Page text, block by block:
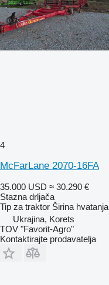
4
McFarLane 2070-16FA
35.000 USD ≈ 30.290 €
Stazna drljača
Tip za traktor Širina hvatanja
Ukrajina, Korets
TOV "Favorit-Agro"
Kontaktirajte prodavatelja